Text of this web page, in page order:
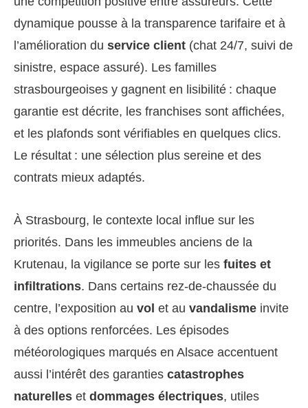
dynamique pousse à la transparence tarifaire et à
l’amélioration du service client (chat 24/7, suivi de
sinistre, espace assuré). Les familles
strasbourgeoises y gagnent en lisibilité : chaque
garantie est décrite, les franchises sont affichées,
et les plafonds sont vérifiables en quelques clics.
Le résultat : une sélection plus sereine et des
contrats mieux adaptés.
À Strasbourg, le contexte local influe sur les
priorités. Dans les immeubles anciens de la
Krutenau, la vigilance se porte sur les fuites et
infiltrations. Dans certains rez-de-chaussée du
centre, l’exposition au vol et au vandalisme invite
à des options renforcées. Les épisodes
météorologiques marqués en Alsace accentuent
aussi l’intérêt des garanties catastrophes
naturelles et dommages électriques, utiles